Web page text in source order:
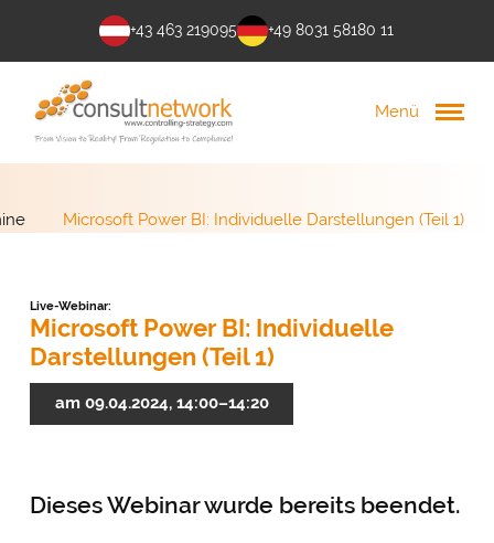
+43 463 219095 +49 8031 58180 11
Menü
Microsoft Power BI: Individuelle Darstellungen (Teil 1)
Live-Webinar:
Microsoft Power BI: Individuelle
Darstellungen (Teil 1)
am 09.04.2024, 14:00–14:20
Dieses Webinar wurde bereits beendet.